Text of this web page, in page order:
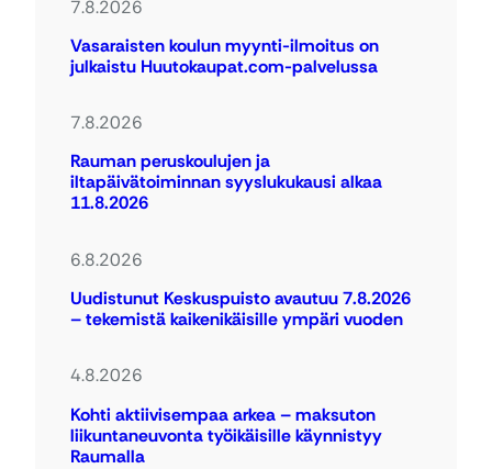
7.8.2026
Vasaraisten koulun myynti-ilmoitus on
julkaistu Huutokaupat.com-palvelussa
7.8.2026
Rauman peruskoulujen ja
iltapäivätoiminnan syyslukukausi alkaa
11.8.2026
6.8.2026
Uudistunut Keskuspuisto avautuu 7.8.2026
– tekemistä kaikenikäisille ympäri vuoden
4.8.2026
Kohti aktiivisempaa arkea – maksuton
liikuntaneuvonta työikäisille käynnistyy
Raumalla